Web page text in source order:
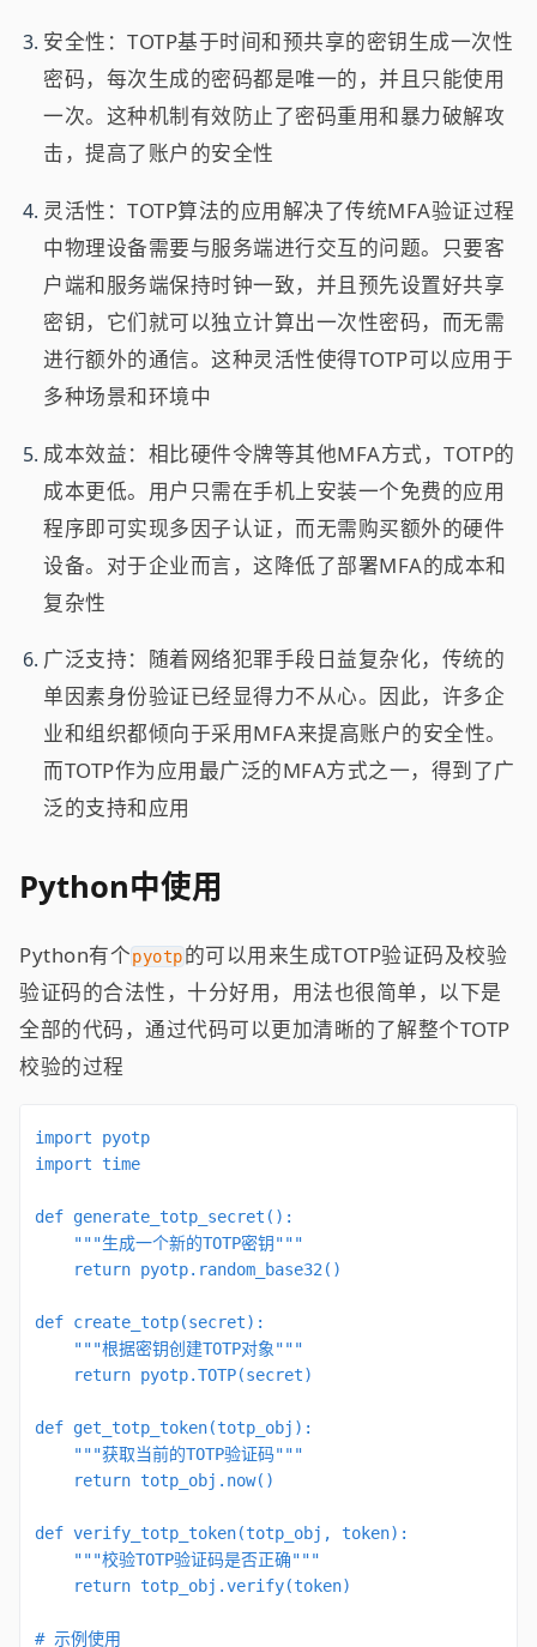
安全性：TOTP基于时间和预共享的密钥生成一次性
密码，每次生成的密码都是唯一的，并且只能使用
一次。这种机制有效防止了密码重用和暴力破解攻
击，提高了账户的安全性
灵活性：TOTP算法的应用解决了传统MFA验证过程
中物理设备需要与服务端进行交互的问题。只要客
户端和服务端保持时钟一致，并且预先设置好共享
密钥，它们就可以独立计算出一次性密码，而无需
进行额外的通信。这种灵活性使得TOTP可以应用于
多种场景和环境中
成本效益：相比硬件令牌等其他MFA方式，TOTP的
成本更低。用户只需在手机上安装一个免费的应用
程序即可实现多因子认证，而无需购买额外的硬件
设备。对于企业而言，这降低了部署MFA的成本和
复杂性
广泛支持：随着网络犯罪手段日益复杂化，传统的
单因素身份验证已经显得力不从心。因此，许多企
业和组织都倾向于采用MFA来提高账户的安全性。
而TOTP作为应用最广泛的MFA方式之一，得到了广
泛的支持和应用
Python中使用
Python有个pyotp的可以用来生成TOTP验证码及校验
验证码的合法性，十分好用，用法也很简单，以下是
全部的代码，通过代码可以更加清晰的了解整个TOTP
校验的过程
import pyotp
import time
def generate_totp_secret():
    """生成一个新的TOTP密钥"""
    return pyotp.random_base32()
def create_totp(secret):
    """根据密钥创建TOTP对象"""
    return pyotp.TOTP(secret)
def get_totp_token(totp_obj):
    """获取当前的TOTP验证码"""
    return totp_obj.now()
def verify_totp_token(totp_obj, token):
    """校验TOTP验证码是否正确"""
    return totp_obj.verify(token)
# 示例使用